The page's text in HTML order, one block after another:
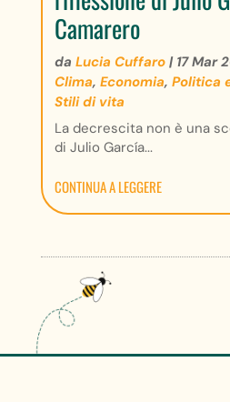
Camarero
da Lucia Cuffaro| 17 Mar
Clima, Economia, Politica
Stili di vita
La decrescita non è una
di Julio García...
CONTINUA A LEGGERE